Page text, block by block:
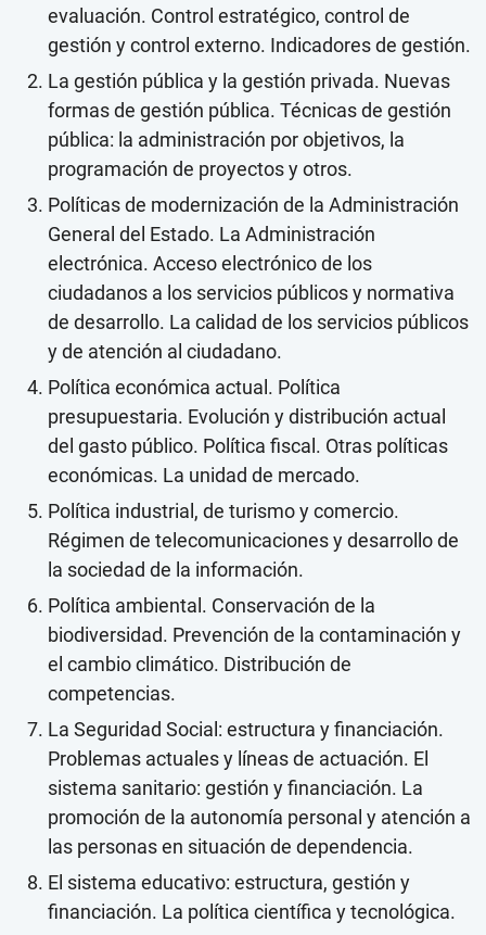
evaluación. Control estratégico, control de
gestión y control externo. Indicadores de gestión.
La gestión pública y la gestión privada. Nuevas
formas de gestión pública. Técnicas de gestión
pública: la administración por objetivos, la
programación de proyectos y otros.
Políticas de modernización de la Administración
General del Estado. La Administración
electrónica. Acceso electrónico de los
ciudadanos a los servicios públicos y normativa
de desarrollo. La calidad de los servicios públicos
y de atención al ciudadano.
Política económica actual. Política
presupuestaria. Evolución y distribución actual
del gasto público. Política fiscal. Otras políticas
económicas. La unidad de mercado.
Política industrial, de turismo y comercio.
Régimen de telecomunicaciones y desarrollo de
la sociedad de la información.
Política ambiental. Conservación de la
biodiversidad. Prevención de la contaminación y
el cambio climático. Distribución de
competencias.
La Seguridad Social: estructura y financiación.
Problemas actuales y líneas de actuación. El
sistema sanitario: gestión y financiación. La
promoción de la autonomía personal y atención a
las personas en situación de dependencia.
El sistema educativo: estructura, gestión y
financiación. La política científica y tecnológica.